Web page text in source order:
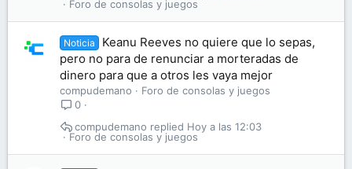
Foro de consolas y juegos
Noticia
Keanu Reeves no quiere que lo sepas,
pero no para de renunciar a morteradas de
dinero para que a otros les vaya mejor
compudemano
Foro de consolas y juegos
0
Foro de consolas y juegos
Hoy a las 12:03
compudemano